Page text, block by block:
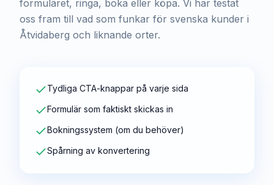
formuläret, ringa, boka eller köpa. Vi har testat
oss fram till vad som funkar för svenska kunder i
Åtvidaberg och liknande orter.
Tydliga CTA-knappar på varje sida
Formulär som faktiskt skickas in
Bokningssystem (om du behöver)
Spårning av konvertering